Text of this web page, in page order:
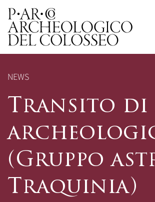
Parco
NEWS
Transito di
(Gruppo
Traquinia)